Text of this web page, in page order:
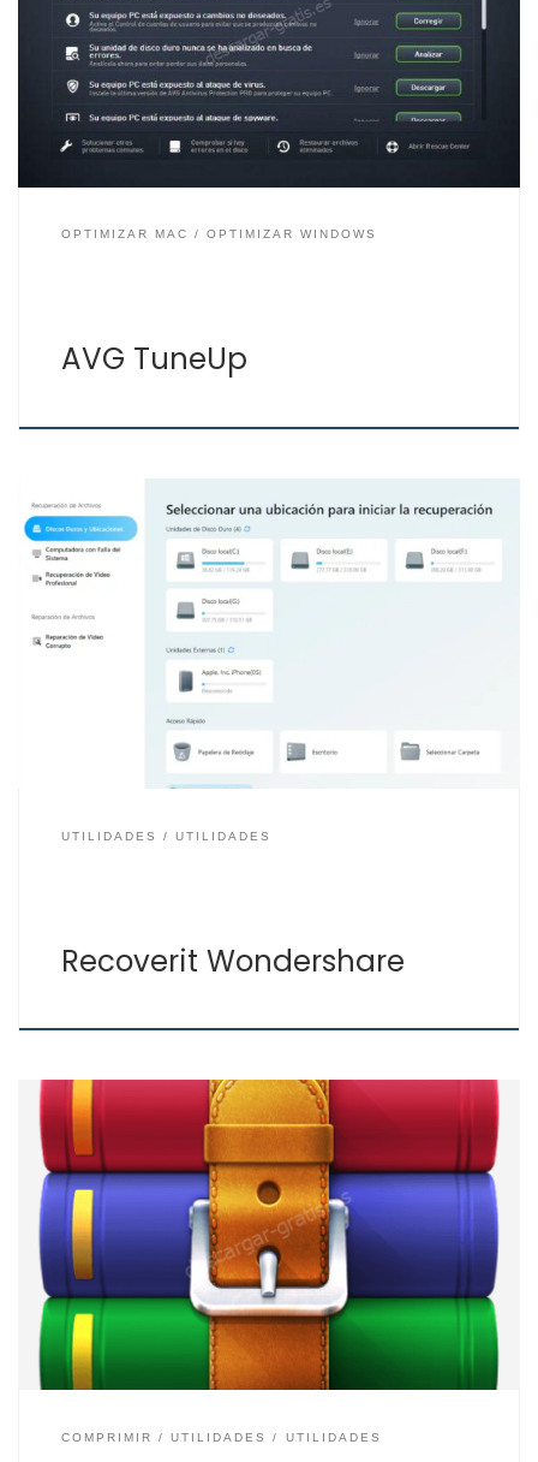
desfragmentar discos, borrar archivos temporales,
desinstala aplicaciones innecesarias, actualiza
aplicaciones automáticamente, limpia el registro de
Windows, deshabilitar aplicaciones en el inicio del
sistema, optimizar el inicio y […]
OPTIMIZAR MAC OPTIMIZAR WINDOWS
AVG TuneUp
Recoverit Wondershare es una aplicación gratis para
recuperar archivos en equipos con Windows y Mac.
Realiza una búsqueda rápida de los archivos que se han
borrado con una eficacia de recuperación de casi el
100%. Entre más de mil tipos de archivos Recoverit de
Wondershare permite recuperar fotos, vídeos,
documentos,… […]
UTILIDADES UTILIDADES
Recoverit Wondershare
En el año 1995 apareció WinRAR la aplicación para
comprimir y descomprimir archivos de formatos RAR y
compatible con otros formatos como ZIP, CAB, 7z, ACE,
ARJ, TAR, ISO, e incluso otros formatos que aunque no
sean de archivos comprimidos se puedan abrir y
descomprimir. WinRAR se ha convertido en […]
COMPRIMIR UTILIDADES UTILIDADES